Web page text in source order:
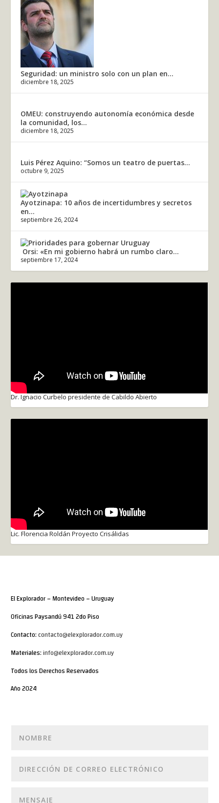
Seguridad: un ministro solo con un plan en...
diciembre 18, 2025
OMEU: construyendo autonomía económica desde
la comunidad, los...
diciembre 18, 2025
Luis Pérez Aquino: “Somos un teatro de puertas...
octubre 9, 2025
Ayotzinapa: 10 años de incertidumbres y secretos
en...
septiembre 26, 2024
Orsi: «En mi gobierno habrá un rumbo claro...
septiembre 17, 2024
Dr. Ignacio Curbelo presidente de Cabildo Abierto
Lic. Florencia Roldán Proyecto Crisálidas
El Explorador – Montevideo – Uruguay
Oficinas Paysandú 941 2do Piso
Contacto:contacto@elexplorador.com.uy
Materiales:info@elexplorador.com.uy
Todos los Derechos Reservados
Año 2024